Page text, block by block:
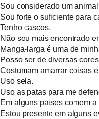
Sou considerado um
Sou forte o suficiente para
Tenho cascos.
Não sou mais encontrado
Manga-larga é uma de
Posso ser de diversas
Costumam amarrar coisas
Uso sela.
Uso as patas para me
Em alguns países comem a
Estou presente em alguns